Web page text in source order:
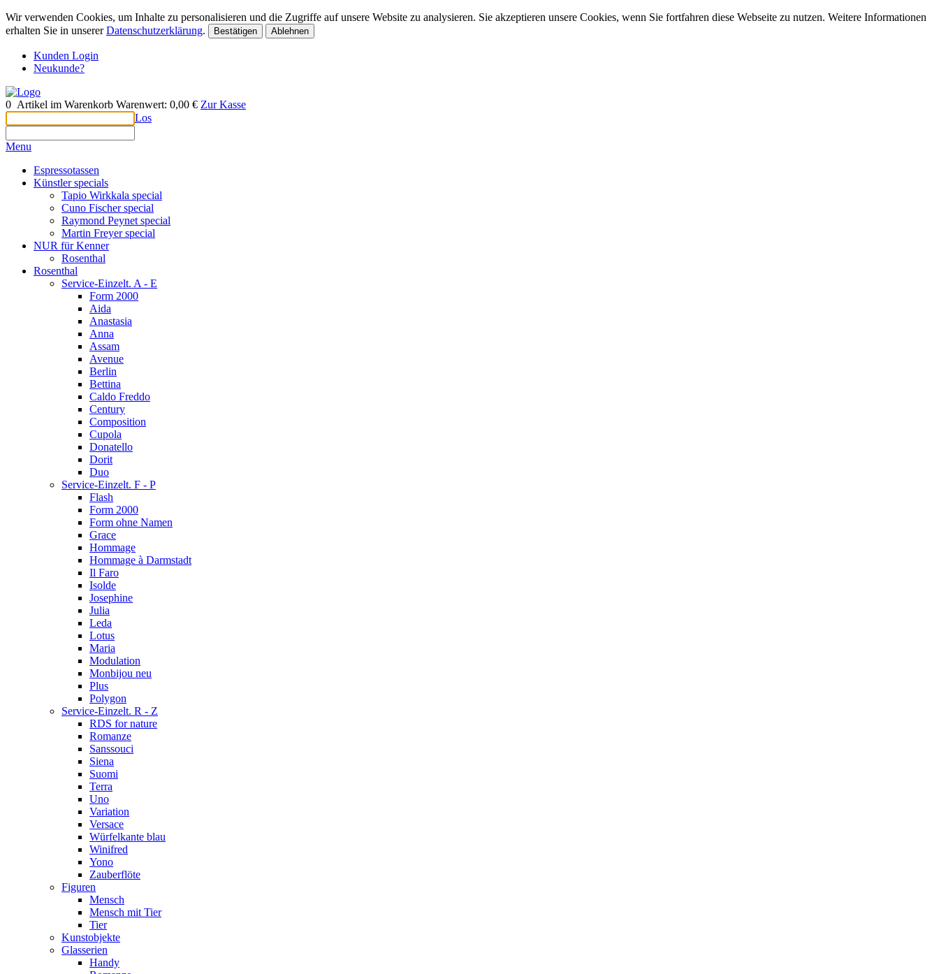
Wir verwenden Cookies, um Inhalte zu personalisieren und die Zugriffe auf unsere Website zu analysieren. Sie akzeptieren unsere Cookies, wenn Sie fortfahren diese Webseite zu nutzen. Weitere Informationen
erhalten Sie in unsererDatenschutzerklärung. Bestätigen Ablehnen
Kunden Login
Neukunde?
0 Artikel im Warenkorb Warenwert: 0,00 € Zur Kasse
Los
Menu
Espressotassen
Künstler specials
Tapio Wirkkala special
Cuno Fischer special
Raymond Peynet special
Martin Freyer special
NUR für Kenner
Rosenthal
Rosenthal
Service-Einzelt. A - E
Form 2000
Aida
Anastasia
Anna
Assam
Avenue
Berlin
Bettina
Caldo Freddo
Century
Composition
Cupola
Donatello
Dorit
Duo
Service-Einzelt. F - P
Flash
Form 2000
Form ohne Namen
Grace
Hommage
Hommage à Darmstadt
Il Faro
Isolde
Josephine
Julia
Leda
Lotus
Maria
Modulation
Monbijou neu
Plus
Polygon
Service-Einzelt. R - Z
RDS for nature
Romanze
Sanssouci
Siena
Suomi
Terra
Uno
Variation
Versace
Würfelkante blau
Winifred
Yono
Zauberflöte
Figuren
Mensch
Mensch mit Tier
Tier
Kunstobjekte
Glasserien
Handy